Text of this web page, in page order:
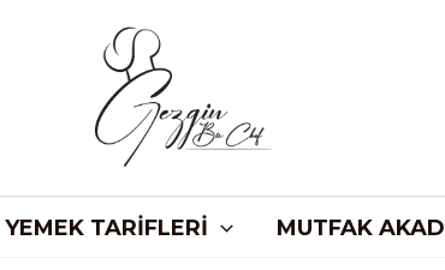
YEMEK TARIFLERI MUTFAK